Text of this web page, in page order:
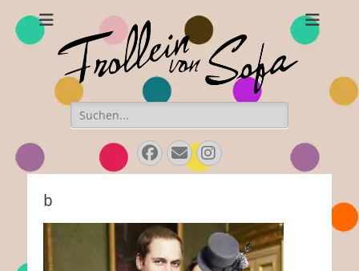
Frollein von Sofa
Handgefertigte Hüte und Accessoires
Suchen
nach:
Facebook
E-
Mail
Instagram
b